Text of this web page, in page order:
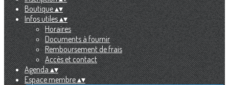
Boutique▴▾
Infos utiles▴▾
Horaires
Documents à fournir
Remboursement de frais
Accès et contact
Agenda▴▾
Espace membre▴▾